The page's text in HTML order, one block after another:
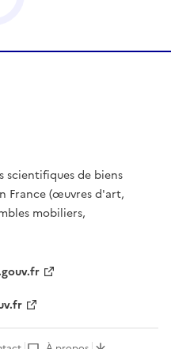
scientifiques de biens
France (œuvres d'art,
mobiliers,